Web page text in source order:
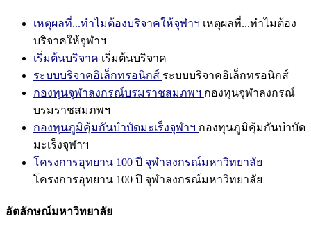
เหตุผลที่...ทำไมต้องบริจาคให้จุฬาฯ เหตุผลที่...ทำไมต้อง
บริจาคให้จุฬาฯ
เริ่มต้นบริจาค เริ่มต้นบริจาค
ระบบบริจาคอิเล็กทรอนิกส์ ระบบบริจาคอิเล็กทรอนิกส์
กองทุนจุฬาลงกรณ์บรมราชสมภพฯ กองทุนจุฬาลงกรณ์
บรมราชสมภพฯ
กองทุนภูมิคุ้มกันบำบัดมะเร็งจุฬาฯ กองทุนภูมิคุ้มกันบำบัด
มะเร็งจุฬาฯ
โครงการอุทยาน 100 ปี จุฬาลงกรณ์มหาวิทยาลัย
โครงการอุทยาน 100 ปี จุฬาลงกรณ์มหาวิทยาลัย
อัตลักษณ์มหาวิทยาลัย